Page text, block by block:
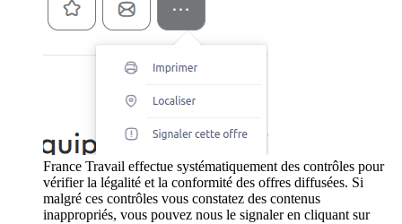
France Travail effectue systématiquement des contrôles pour
vérifier la légalité et la conformité des offres diffusées. Si
malgré ces contrôles vous constatez des contenus
inappropriés, vous pouvez nous le signaler en cliquant sur